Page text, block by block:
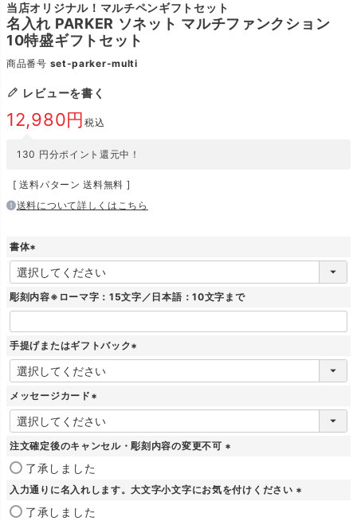
当店オリジナル！マルチペンギフトセット
名入れ PARKER ソネット マルチファンクション
10特盛ギフトセット
商品番号 set-parker-multi
レビューを書く
12,980 税込
130 円分ポイント還元中！
送料パターン 送料無料
送料について詳しくはこちら
書体
(
必
須
彫刻内容※ローマ字：15文字／日本語：10文字まで
手提げまたはギフトバック
(
メッセージカード
(
必
須
注文確定後のキャンセル・彫刻内容の変更不可
須
了承しました
入力通りに名入れします。大文字小文字にお気を付けください
了承しました